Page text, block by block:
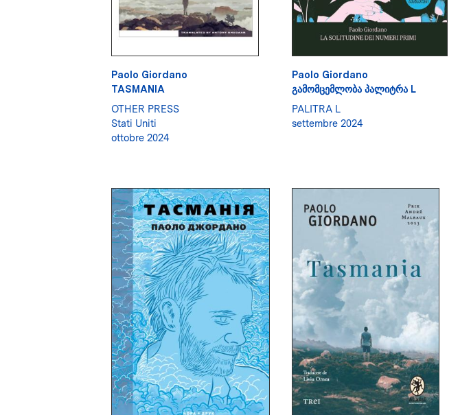
Paolo Giordano
TASMANIA
OTHER PRESS
Stati Uniti
ottobre 2024
Paolo Giordano
ᲒᲐᲛᲝᲛᲪᲔᲛᲚᲝᲑᲐ ᲞᲐᲚᲘᲢᲠᲐ L
PALITRA L
settembre 2024